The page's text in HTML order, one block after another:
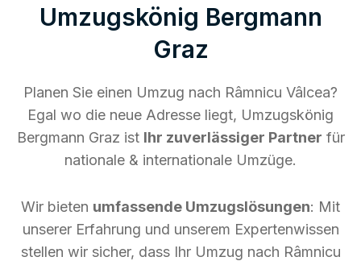
Umzugskönig Bergmann
Graz
Planen Sie einen Umzug nach Râmnicu Vâlcea?
Egal wo die neue Adresse liegt, Umzugskönig
Bergmann Graz ist Ihr zuverlässiger Partner für
nationale & internationale Umzüge.
Wir bieten umfassende Umzugslösungen: Mit
unserer Erfahrung und unserem Expertenwissen
stellen wir sicher, dass Ihr Umzug nach Râmnicu